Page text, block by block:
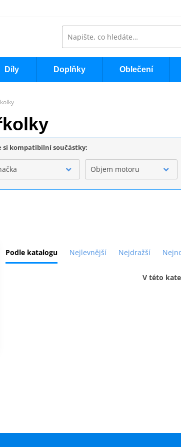
Díly Doplňky Oblečení
si kompatibilní součástky:
Objem motoru
Podle katalogu Nejlevnější Nejdražší
V této